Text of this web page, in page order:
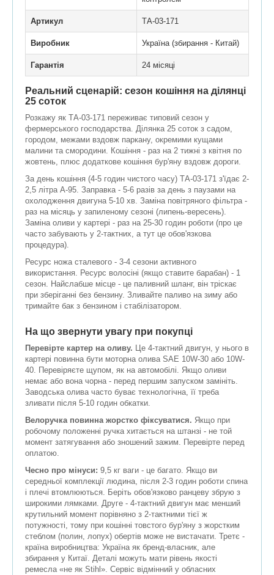
Артикул ТА-03-171
Виробник Україна (збирання - Китай)
Гарантія 24 місяці
Реальний сценарій: сезон кошіння на ділянці
25 соток
Розкажу як ТА-03-171 переживає типовий сезон у
фермерського господарства. Ділянка 25 соток з садом,
городом, межами вздовж паркану, окремими кущами
малини та смородини. Кошіння - раз на 2 тижні з квітня по
жовтень, плюс додаткове кошіння бур'яну вздовж дороги.
За день кошіння (4-5 годин чистого часу) ТА-03-171 з'їдає 2-
2,5 літра А-95. Заправка - 5-6 разів за день з паузами на
охолодження двигуна 5-10 хв. Заміна повітряного фільтра -
раз на місяць у запиленому сезоні (липень-вересень).
Заміна оливи у картері - раз на 25-30 годин роботи (про це
часто забувають у 2-тактних, а тут це обов'язкова
процедура).
Ресурс ножа сталевого - 3-4 сезони активного
використання. Ресурс волосіні (якщо ставите барабан) - 1
сезон. Найслабше місце - це паливний шланг, він тріскає
при зберіганні без бензину. Зливайте паливо на зиму або
тримайте бак з бензином і стабілізатором.
На що звернути увагу при покупці
Перевірте картер на оливу. Це 4-тактний двигун, у нього в
картері повинна бути моторна олива SAE 10W-30 або 10W-
40. Перевіряєте щупом, як на автомобілі. Якщо оливи
немає або вона чорна - перед першим запуском замініть.
Заводська олива часто буває технологічна, її треба
зливати після 5-10 годин обкатки.
Велоручка повинна жорстко фіксуватися. Якщо при
робочому положенні ручка хитається на штанзі - не той
момент затягування або зношений зажим. Перевірте перед
оплатою.
Чесно про мінуси: 9,5 кг ваги - це багато. Якщо ви
середньої комплекції людина, після 2-3 годин роботи спина
і плечі втомлюються. Беріть обов'язково ранцеву збрую з
широкими лямками. Друге - 4-тактний двигун має менший
крутильний момент порівняно з 2-тактними тієї ж
потужності, тому при кошінні товстого бур'яну з жорстким
стеблом (полин, лопух) обертів може не вистачати. Третє -
країна виробництва: Україна як бренд-власник, але
збирання у Китаї. Деталі можуть мати рівень якості
ремесла «не як Stihl». Сервіс відмінний у обласних